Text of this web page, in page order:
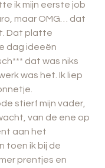
ik mijn eerste job
maar OMG… dat
Dat platte
dag ideeën
dat was niks
was het. Ik liep
stierf mijn vader,
van de ene op
aan het
toen ik bij de
prentjes en